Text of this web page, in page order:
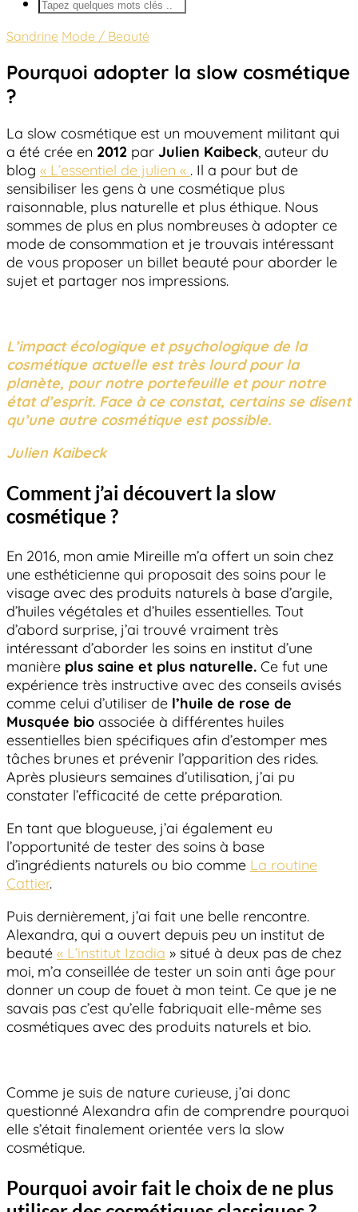
Sandrine Mode / Beauté
Pourquoi adopter la slow cosmétique
?
La slow cosmétique est un mouvement militant qui
a été crée en 2012 par Julien Kaibeck, auteur du
blog « L’essentiel de julien « . Il a pour but de
sensibiliser les gens à une cosmétique plus
raisonnable, plus naturelle et plus éthique. Nous
sommes de plus en plus nombreuses à adopter ce
mode de consommation et je trouvais intéressant
de vous proposer un billet beauté pour aborder le
sujet et partager nos impressions.
L’impact écologique et psychologique de la
cosmétique actuelle est très lourd pour la
planète, pour notre portefeuille et pour notre
état d’esprit. Face à ce constat, certains se disent
qu’une autre cosmétique est possible.
Julien Kaibeck
Comment j’ai découvert la slow
cosmétique ?
En 2016, mon amie Mireille m’a offert un soin chez
une esthéticienne qui proposait des soins pour le
visage avec des produits naturels à base d’argile,
d’huiles végétales et d’huiles essentielles. Tout
d’abord surprise, j’ai trouvé vraiment très
intéressant d’aborder les soins en institut d’une
manière plus saine et plus naturelle. Ce fut une
expérience très instructive avec des conseils avisés
comme celui d’utiliser de l’huile de rose de
Musquée bio associée à différentes huiles
essentielles bien spécifiques afin d’estomper mes
tâches brunes et prévenir l’apparition des rides.
Après plusieurs semaines d’utilisation, j’ai pu
constater l’efficacité de cette préparation.
En tant que blogueuse, j’ai également eu
l’opportunité de tester des soins à base
d’ingrédients naturels ou bio comme La routine
Cattier.
Puis dernièrement, j’ai fait une belle rencontre.
Alexandra, qui a ouvert depuis peu un institut de
beauté « L’institut Izadia » situé à deux pas de chez
moi, m’a conseillée de tester un soin anti âge pour
donner un coup de fouet à mon teint. Ce que je ne
savais pas c’est qu’elle fabriquait elle-même ses
cosmétiques avec des produits naturels et bio.
Comme je suis de nature curieuse, j’ai donc
questionné Alexandra afin de comprendre pourquoi
elle s’était finalement orientée vers la slow
cosmétique.
Pourquoi avoir fait le choix de ne plus